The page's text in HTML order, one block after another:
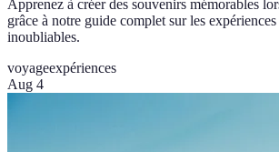
Apprenez à créer des souvenirs mémorables
grâce à notre guide complet sur les
inoubliables.
voyageexpériences
Aug 4